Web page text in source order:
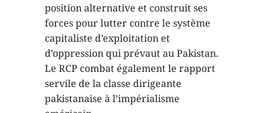
position alternative et construit ses
forces pour lutter contre le système
capitaliste d’exploitation et
d’oppression qui prévaut au Pakistan.
Le RCP combat également le rapport
servile de la classe dirigeante
pakistanaise à l’impérialisme